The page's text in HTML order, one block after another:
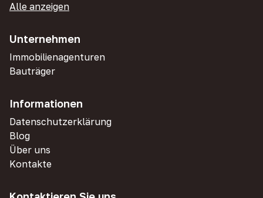
Alle anzeigen
Unternehmen
Immobilienagenturen
Bauträger
Informationen
Datenschutzerklärung
Blog
Über uns
Kontakte